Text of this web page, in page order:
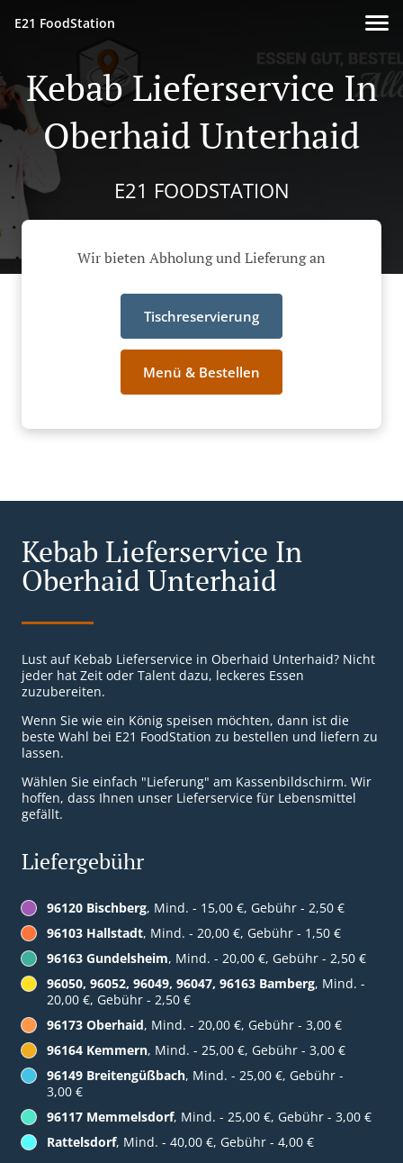
E21 FoodStation
Kebab Lieferservice In
Oberhaid Unterhaid
E21 FOODSTATION
Wir bieten Abholung und Lieferung an
Tischreservierung
Menü & Bestellen
Kebab Lieferservice In
Oberhaid Unterhaid
Lust auf Kebab Lieferservice in Oberhaid Unterhaid? Nicht
jeder hat Zeit oder Talent dazu, leckeres Essen
zuzubereiten.
Wenn Sie wie ein König speisen möchten, dann ist die
beste Wahl bei E21 FoodStation zu bestellen und liefern zu
lassen.
Wählen Sie einfach "Lieferung" am Kassenbildschirm. Wir
hoffen, dass Ihnen unser Lieferservice für Lebensmittel
gefällt.
Liefergebühr
96120 Bischberg, Mind. - 15,00 €, Gebühr - 2,50 €
96103 Hallstadt, Mind. - 20,00 €, Gebühr - 1,50 €
96163 Gundelsheim, Mind. - 20,00 €, Gebühr - 2,50 €
96050, 96052, 96049, 96047, 96163 Bamberg, Mind. -
20,00 €, Gebühr - 2,50 €
96173 Oberhaid, Mind. - 20,00 €, Gebühr - 3,00 €
96164 Kemmern, Mind. - 25,00 €, Gebühr - 3,00 €
96149 Breitengüßbach, Mind. - 25,00 €, Gebühr -
3,00 €
96117 Memmelsdorf, Mind. - 25,00 €, Gebühr - 3,00 €
Rattelsdorf, Mind. - 40,00 €, Gebühr - 4,00 €